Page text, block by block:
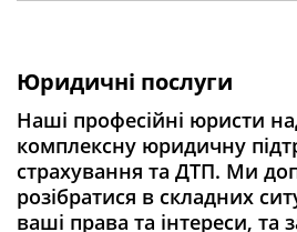
Юридичні послуги
Наші професійні юристи
комплексну юридичну
страхування та ДТП. Ми
розібратися в складних
ваші права та інтереси, та